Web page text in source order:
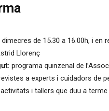
dimecres de 15.30 a 16.00h, i en
Llorenç
programa quinzenal de
a experts i cuidadors de
i tallers que duu a terme